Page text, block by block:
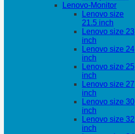
Lenovo-Monitor
Lenovo size
21.5 inch
Lenovo size 23
inch
Lenovo size 24
inch
Lenovo size 25
inch
Lenovo size 27
inch
Lenovo size 30
inch
Lenovo size 32
inch